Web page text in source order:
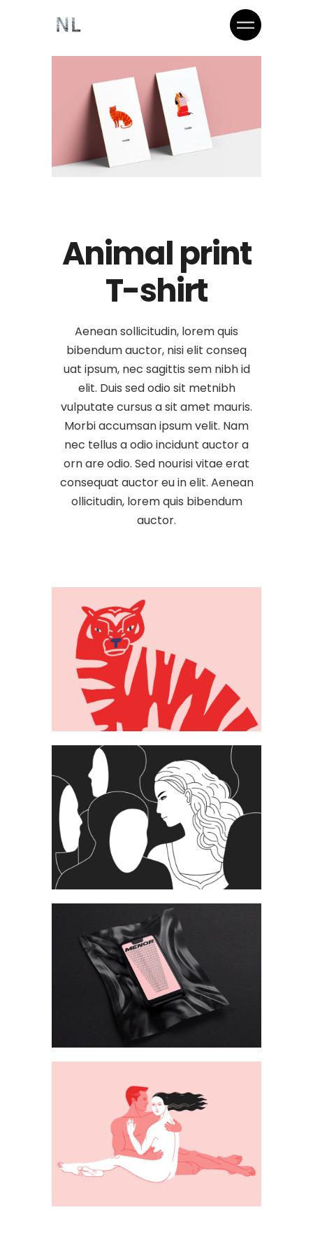
Animal print
T-shirt
Aenean sollicitudin, lorem quis
bibendum auctor, nisi elit conseq
uat ipsum, nec sagittis sem nibh id
elit. Duis sed odio sit metnibh
vulputate cursus a sit amet mauris.
Morbi accumsan ipsum velit. Nam
nec tellus a odio incidunt auctor a
orn are odio. Sed nourisi vitae erat
consequat auctor eu in elit. Aenean
ollicitudin, lorem quis bibendum
auctor.